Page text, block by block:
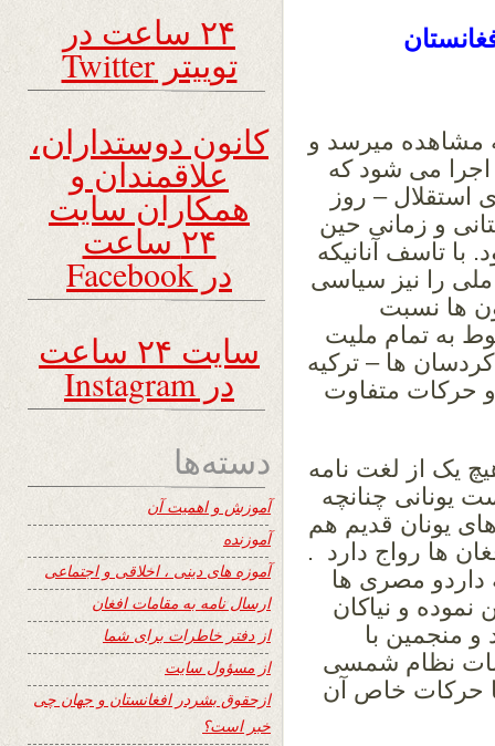
ن
مشاهده میرسد و
اجرا می شود که
– روز
و زمانی حین
با تاسف آنانیکه
را نیز سیاسی
ها نسبت
به تمام ملیت
ها – ترکیه
حرکات متفاوت
یک از لغت نامه
یونانی چنانچه
یونان قدیم هم
ها رواج دارد .
قدامت تاریخی ۲۲۰۰ ساله داردو مصری ها
نموده و نیاکان
و منجمین با
نظام شمسی
حرکات خاص آن
۲۴ ساعت در
توییتر Twitter
کانون دوستداران،
علاقمندان و
همکاران سایت
۲۴ ساعت
در Facebook
سایت ۲۴ ساعت
در Instagram
دسته‌ها
آموزش و اهمیت آن
آموزنده
آموزه های دینی ، اخلاقی و اجتماعی
ارسال نامه به مقامات افغان
از دفتر خاطرات برای شما
از مسؤول سایت
ازحقوق بشردر افغانستان و جهان چی
خبر است؟